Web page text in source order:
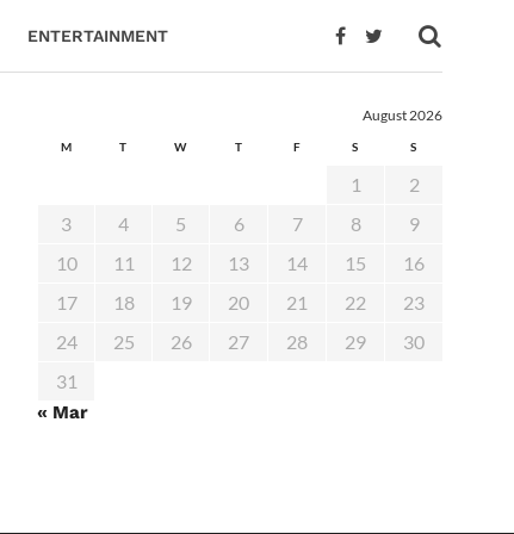
ENTERTAINMENT
August 2026
M T W T F S S
1
2
3
4 5 6 7 8
9
10
11 12 13 14 15
16
17
18 19 20 21 22
23
24
25 26 27 28 29
30
31
« Mar